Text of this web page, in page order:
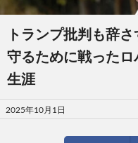
トランプ批判も辞
守るために戦った
生涯
投
稿
2025年10月1日